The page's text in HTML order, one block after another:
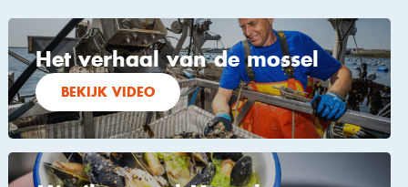
Het verhaal van de mossel
BEKIJK VIDEO